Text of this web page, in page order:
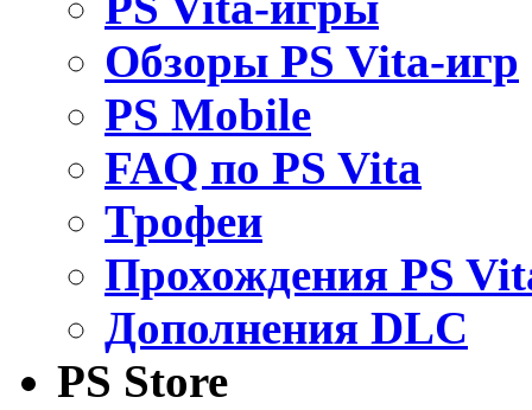
Обзоры PS Vita-игр
PS Mobile
FAQ по PS Vita
Трофеи
Прохождения PS
Дополнения DLC
PS Store